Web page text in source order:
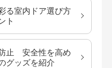
る室内ドア選び方
ト
止 安全性を高め
グッズを紹介